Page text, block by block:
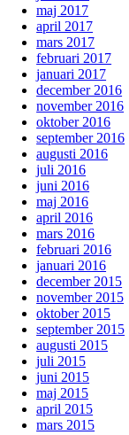
maj 2017
april 2017
mars 2017
februari 2017
januari 2017
december 2016
november 2016
oktober 2016
september 2016
augusti 2016
juli 2016
juni 2016
maj 2016
april 2016
mars 2016
februari 2016
januari 2016
december 2015
november 2015
oktober 2015
september 2015
augusti 2015
juli 2015
juni 2015
maj 2015
april 2015
mars 2015